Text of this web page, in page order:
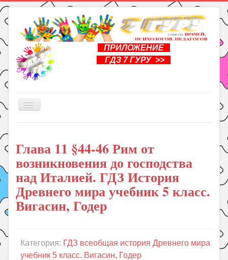
ПРИЛОЖЕНИЕ
ГДЗ 7 ГУРУ >>
Включить/
Книги
Рукоделие
Подготовка к школе
Уроки
Психология
Глава 11 §44-46 Рим от
возникновения до господства
над Италией. ГДЗ История
Древнего мира учебник 5 класс.
Вигасин, Годер
Категория: ГДЗ всеобщая история Древнего мира
учебник 5 класс. Вигасин, Годер